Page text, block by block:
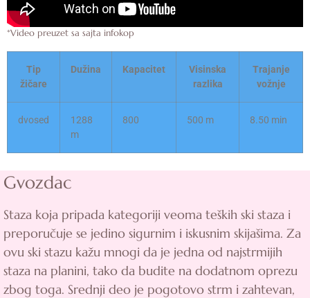
*Video preuzet sa sajta infokop
Tip
žičare
Dužina Kapacitet
Visinska
razlika
Trajanje
vožnje
dvosed
1288
m
800 500 m 8.50 min
Gvozdac
Staza koja pripada kategoriji veoma teških ski staza i
preporučuje se jedino sigurnim i iskusnim skijašima. Za
ovu ski stazu kažu mnogi da je jedna od najstrmijih
staza na planini, tako da budite na dodatnom oprezu
zbog toga. Srednji deo je pogotovo strm i zahtevan,